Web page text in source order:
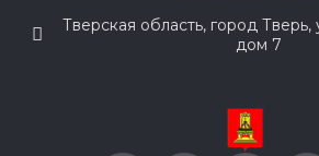
Тверская область, город
дом 7